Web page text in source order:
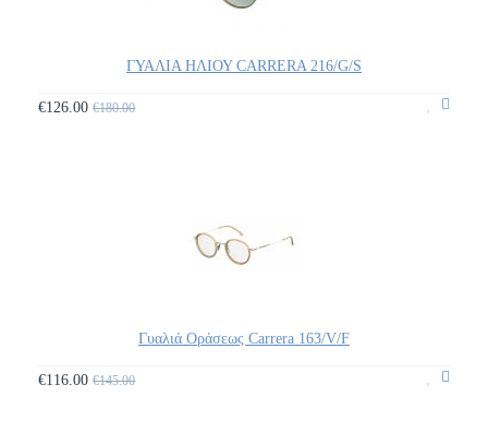
ΓΥΑΛΙΑ ΗΛΙΟΥ CARRERA 216/G/S
€126.00€180.00
Γυαλιά Οράσεως Carrera 163/V/F
€116.00€145.00